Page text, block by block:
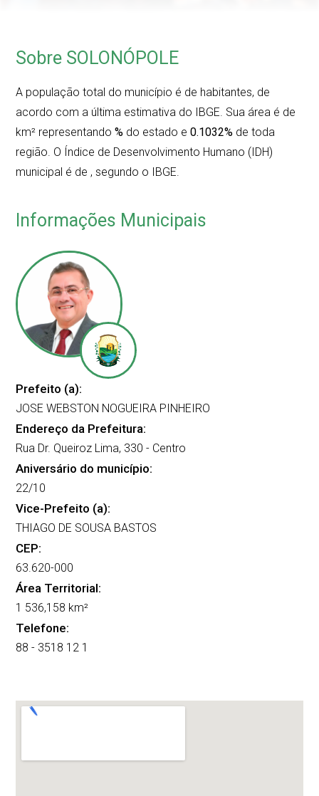
Sobre SOLONÓPOLE
A população total do município é de habitantes, de
acordo com a última estimativa do IBGE. Sua área é de
km² representando % do estado e 0.1032% de toda
região. O Índice de Desenvolvimento Humano (IDH)
municipal é de , segundo o IBGE.
Informações Municipais
Prefeito (a):
JOSE WEBSTON NOGUEIRA PINHEIRO
Endereço da Prefeitura:
Rua Dr. Queiroz Lima, 330 - Centro
Aniversário do município:
22/10
Vice-Prefeito (a):
THIAGO DE SOUSA BASTOS
CEP:
63.620-000
Área Territorial:
1 536,158 km²
Telefone:
88 - 3518 12 1